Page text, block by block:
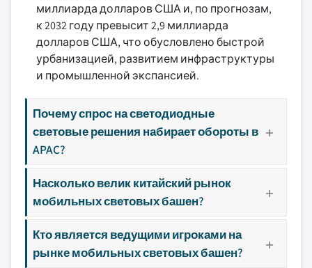
миллиарда долларов США и, по прогнозам,
к 2032 году превысит 2,9 миллиарда
долларов США, что обусловлено быстрой
урбанизацией, развитием инфраструктуры
и промышленной экспансией.
Почему спрос на светодиодные
световые решения набирает обороты в
APAC?
Насколько велик китайский рынок
мобильных световых башен?
Кто является ведущими игроками на
рынке мобильных световых башен?